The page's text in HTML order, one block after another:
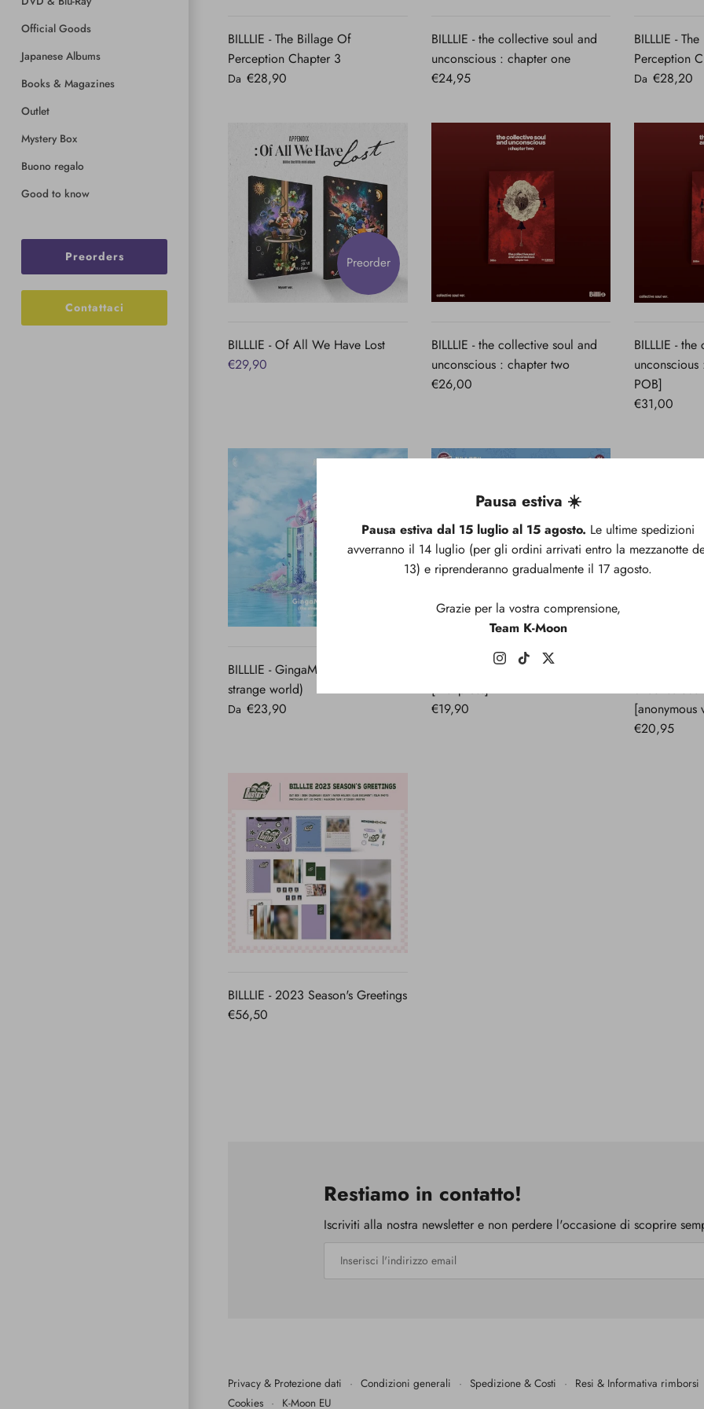
Official Goods
Japanese Albums
Books & Magazines
Outlet
Mystery Box
Buono regalo
Good to know
Preorders
Contattaci
BILLLIE - The Billage Of
Perception Chapter 3
Da €28,90
BILLLIE - the collective soul and
unconscious : chapter one
€24,95
BILLLIE -
Perception
Da €28,20
Preorder
VISTA
BILLLIE - Of All We Have Lost
€29,90
RAPIDA
BILLLIE - the collective soul and
unconscious : chapter two
€26,00
BILLLIE -
POB]
€31,00
BILLLIE - GingaMingaYo (the
strange world)
Da €23,90
VISTA
RAPIDA
BILLLIE - track by YOON: 팥빙수
[first press]
€19,90
[anonymous
€20,95
VISTA
BILLLIE - 2023 Season's Greetings
€56,50
Restiamo in contatto!
Iscriviti alla nostra newsletter e non perdere l'occasione di scoprire
Privacy & Protezione dati · Condizioni generali · Spedizione & Costi · Resi & Informativa rimborsi
Cookies · K-Moon EU
Pausa estiva ☀️
Pausa estiva dal 15 luglio al 15 agosto. Le ultime spedizioni
avverranno il 14 luglio (per gli ordini arrivati entro la mezzanotte
13) e riprenderanno gradualmente il 17 agosto.
Grazie per la vostra comprensione,
Team K-Moon